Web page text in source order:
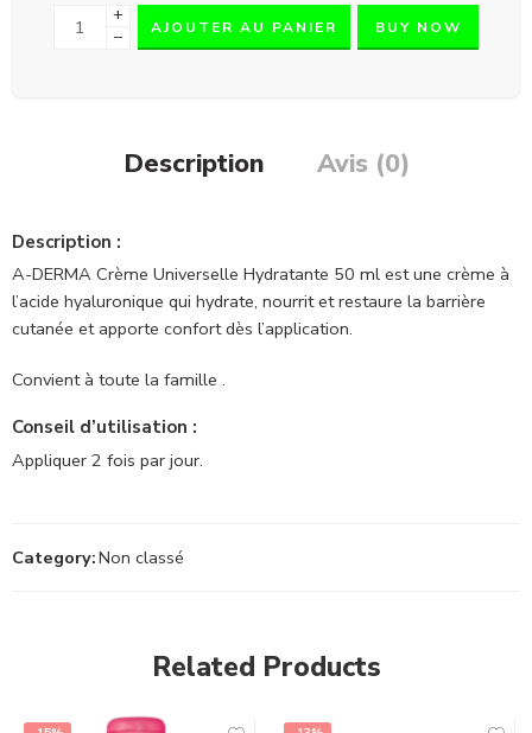
+
−
AJOUTER AU PANIER BUY NOW
Description Avis (0)
Description :
A-DERMA Crème Universelle Hydratante 50 ml est une crème à
l’acide hyaluronique qui hydrate, nourrit et restaure la barrière
cutanée et apporte confort dès l’application.
Convient à toute la famille .
Conseil d’utilisation :
Appliquer 2 fois par jour.
Category:Non classé
Related Products